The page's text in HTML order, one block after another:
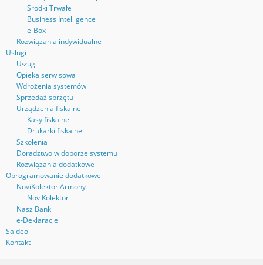
Środki Trwałe
Business Intelligence
e-Box
Rozwiązania indywidualne
Usługi
Usługi
Opieka serwisowa
Wdrożenia systemów
Sprzedaż sprzętu
Urządzenia fiskalne
Kasy fiskalne
Drukarki fiskalne
Szkolenia
Doradztwo w doborze systemu
Rozwiązania dodatkowe
Oprogramowanie dodatkowe
NoviKolektor Armony
NoviKolektor
Nasz Bank
e-Deklaracje
Saldeo
Kontakt